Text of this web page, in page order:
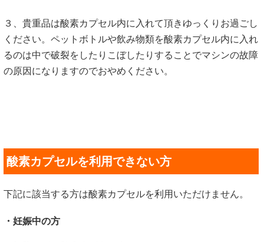
３、貴重品は酸素カプセル内に入れて頂きゆっくりお過ごし
ください。ペットボトルや飲み物類を酸素カプセル内に入れ
るのは中で破裂をしたりこぼしたりすることでマシンの故障
の原因になりますのでおやめください。
酸素カプセルを利用できない方
下記に該当する方は酸素カプセルを利用いただけません。
・妊娠中の方